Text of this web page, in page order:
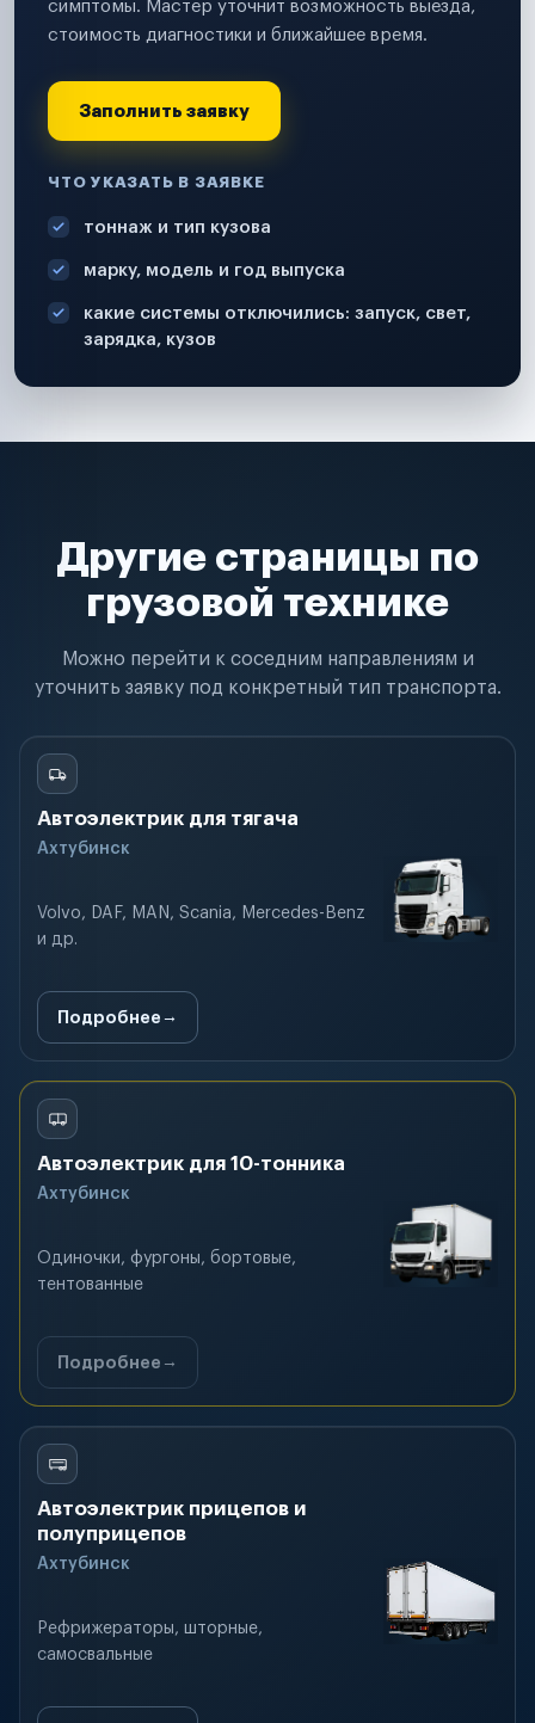
симптомы. Мастер уточнит возможность выезда,
стоимость диагностики и ближайшее время.
Заполнить заявку
ЧТО УКАЗАТЬ В ЗАЯВКЕ
тоннаж и тип кузова
марку, модель и год выпуска
какие системы отключились: запуск, свет,
зарядка, кузов
Другие страницы по
грузовой технике
Можно перейти к соседним направлениям и
уточнить заявку под конкретный тип транспорта.
Автоэлектрик для тягача
Ахтубинск
Volvo, DAF, MAN, Scania, Mercedes-Benz
и др.
Подробнее
Автоэлектрик для 10-тонника
Ахтубинск
Одиночки, фургоны, бортовые,
тентованные
Подробнее
Автоэлектрик прицепов и
полуприцепов
Ахтубинск
Рефрижераторы, шторные,
самосвальные